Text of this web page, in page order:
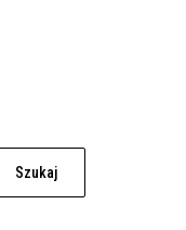
Szukaj